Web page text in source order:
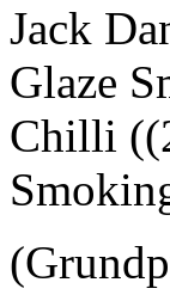
Jack
Glaze
Chilli